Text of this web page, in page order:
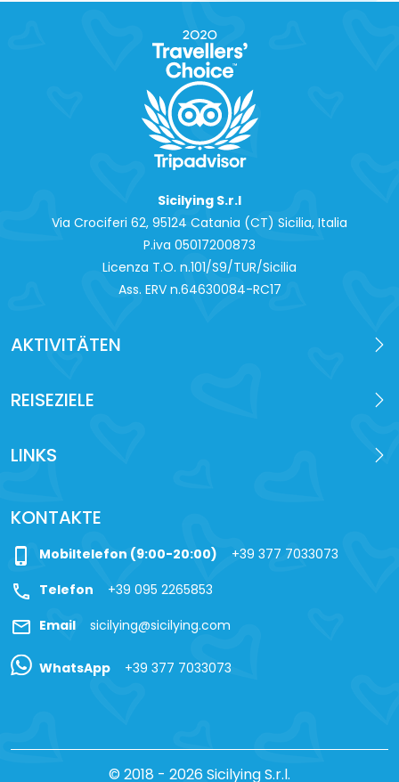
Sicilying S.r.l
Via Crociferi 62, 95124 Catania (CT) Sicilia, Italia
P.iva 0‍5017200873
Licenza T.O. n.101/S9/TUR/Sicilia
Ass. ERV n.64630084-RC17
AKTIVITÄTEN
REISEZIELE
LINKS
KONTAKTE
phone_iphone Mobiltelefon (9:00-20:00) +39 377 7033073
call Telefon +39 095 2265853
mail Email sicilying@sicilying.com
WhatsApp +39 377 7033073
© 2018 - 2026 Sicilying S.r.l.